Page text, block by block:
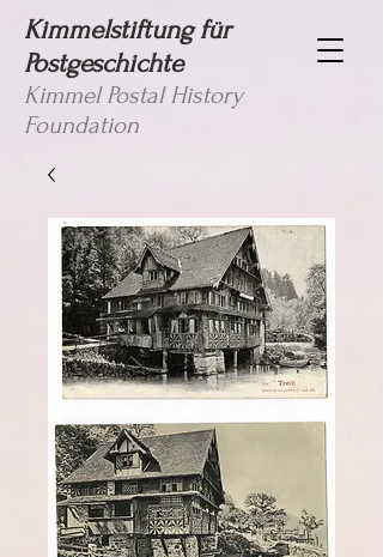
Kimmelstiftung für
Postgeschichte
Kimmel Postal History
Foundation